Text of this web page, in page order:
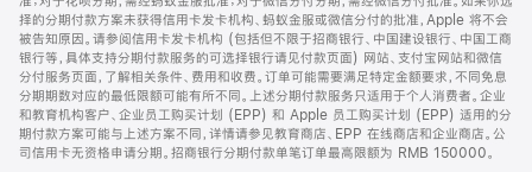
择的分期付款方案未获得信用卡发卡机构、蚂蚁金服或微信分付的批准，Apple 将不会
被告知原因。请参阅信用卡发卡机构 (包括但不限于招商银行、中国建设银行、中国工商
银行等，具体支持分期付款服务的可选择银行请见付款页面) 网站、支付宝网站和微信
分付服务页面，了解相关条件、费用和收费。订单可能需要满足特定金额要求，不同免息
分期期数对应的最低限额可能有所不同。上述分期付款服务只适用于个人消费者。企业
和教育机构客户、企业员工购买计划 (EPP) 和 Apple 员工购买计划 (EPP) 适用的分
期付款方案可能与上述方案不同，详情请参见教育商店、EPP 在线商店和企业商店。公
司信用卡无资格申请分期。招商银行分期付款单笔订单最高限额为 RMB 150000。